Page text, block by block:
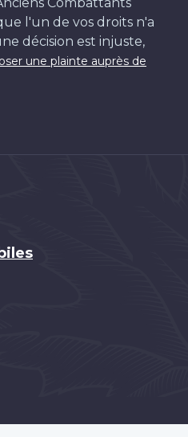
l'un de vos droits n'a
décision est injuste,
une plainte auprès de